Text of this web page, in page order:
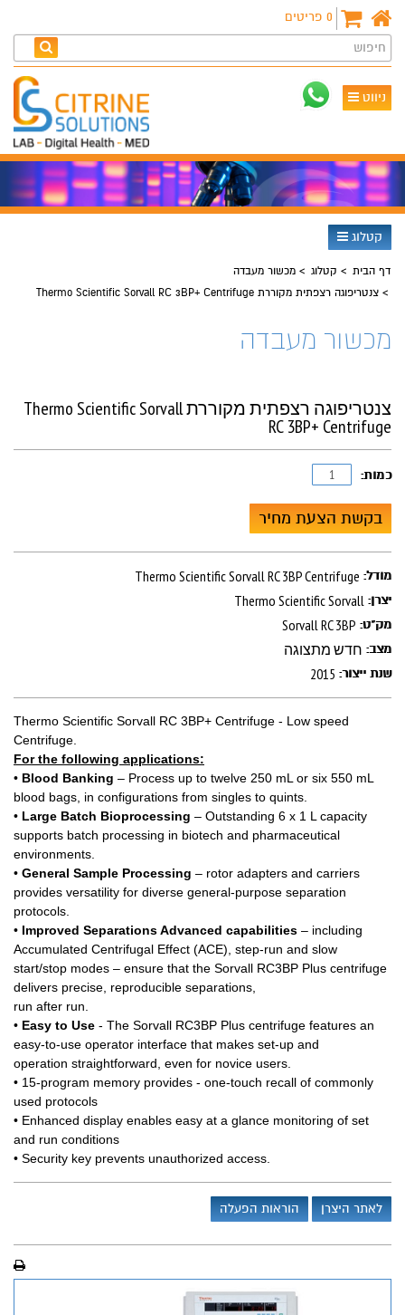
0 פריטים
חיפוש
ניווט
קטלוג
דף הבית קטלוג
מכשור מעבדה
צנטריפוגה רצפתית מקוררת Thermo Scientific Sorvall RC 3BP+ Centrifuge
מכשור מעבדה
צנטריפוגה רצפתית מקוררת Thermo Scientific Sorvall
RC 3BP+ Centrifuge
כמות:
בקשת הצעת מחיר
מודל: Thermo Scientific Sorvall RC 3BP Centrifuge
יצרן: Thermo Scientific Sorvall
מק"ט: Sorvall RC 3BP
מצב: חדש מתצוגה
שנת ייצור: 2015
Thermo Scientific Sorvall RC 3BP+ Centrifuge - Low speed
Centrifuge.
For the following applications:
• Blood Banking – Process up to twelve 250 mL or six 550 mL
blood bags, in configurations from singles to quints.
• Large Batch Bioprocessing – Outstanding 6 x 1 L capacity
supports batch processing in biotech and pharmaceutical
environments.
• General Sample Processing – rotor adapters and carriers
provides versatility for diverse general-purpose separation
protocols.
• Improved Separations Advanced capabilities – including
Accumulated Centrifugal Effect (ACE), step-run and slow
start/stop modes – ensure that the Sorvall RC3BP Plus centrifuge
delivers precise, reproducible separations,
run after run.
• Easy to Use - The Sorvall RC3BP Plus centrifuge features an
easy-to-use operator interface that makes set-up and
operation straightforward, even for novice users.
• 15-program memory provides - one-touch recall of commonly
used protocols
• Enhanced display enables easy at a glance monitoring of set
and run conditions
• Security key prevents unauthorized access.
לאתר היצרן הוראות הפעלה